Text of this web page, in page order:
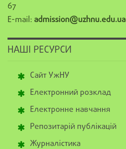
67
E-mail: admission@uzhnu.edu.ua
НАШІ РЕСУРСИ
Сайт УжНУ
Електронний розклад
Електронне навчання
Репозитарій публікацій
Журналістика